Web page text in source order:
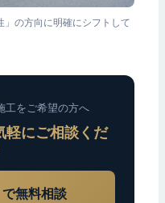
の方向に明確にシフトして
工をご希望の方へ
軽にご相談くだ
無料相談